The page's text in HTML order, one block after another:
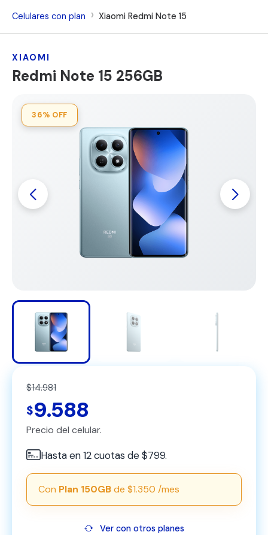
Celulares con plan Xiaomi Redmi Note 15
XIAOMI
Redmi Note 15 256GB
36% OFF
$14.981
$9.588
Precio del celular.
Hasta en 12 cuotas de $799.
Con Plan 150GBde $1.350 /mes
Ver con otros planes